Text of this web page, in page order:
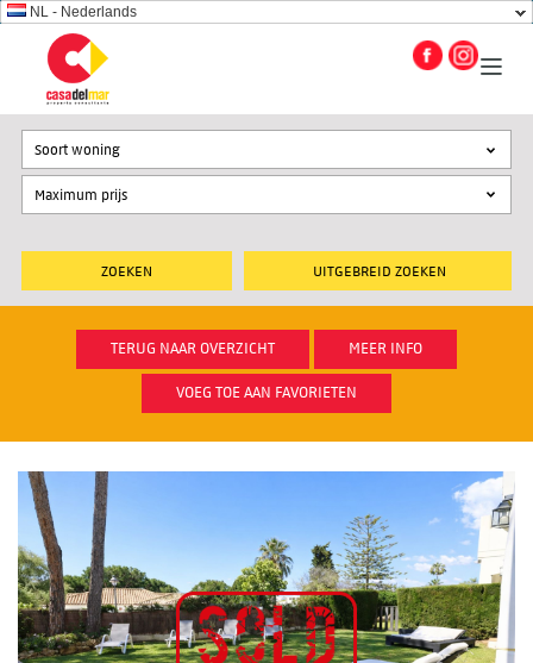
NL - Nederlands
UITGEBREID ZOEKEN
Soort woning
TERUG NAAR OVERZICHT MEER INFO
VOEG TOE AAN FAVORIETEN